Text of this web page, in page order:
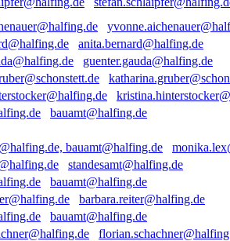
anita.bernard@halfing.de
guenter.gauda@halfing.de
bauamt@halfing.de
standesamt@halfing.de
bauamt@halfing.de
barbara.reiter@halfing.de
bauamt@halfing.de